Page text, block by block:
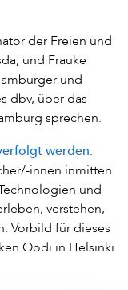
der Freien und
und Frauke
und
dbv, über das
sprechen.
werden.
innen inmitten
und
verstehen,
Vorbild für dieses
Oodi in Helsinki